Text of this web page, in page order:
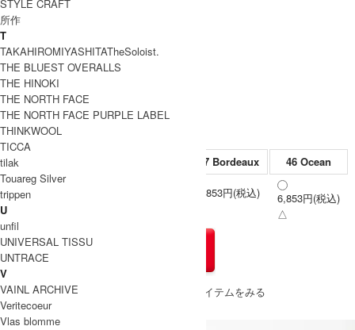
07 Bordeaux 46 Ocean
M
6,853円(税込)
6,853円(税込)
△
» もうすこしL.L.Bean (エルエルビーン)のアイテムをみる
STYLE CRAFT
所作
T
TAKAHIROMIYASHITATheSoloist.
THE BLUEST OVERALLS
THE HINOKI
THE NORTH FACE
THE NORTH FACE PURPLE LABEL
THINKWOOL
TICCA
tilak
Touareg Silver
trippen
U
unfil
UNIVERSAL TISSU
UNTRACE
V
VAINL ARCHIVE
Veritecoeur
Vlas blomme